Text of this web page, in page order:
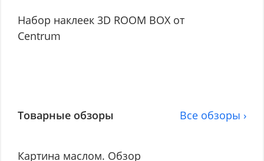
Набор наклеек 3D ROOM BOX от
Centrum
Товарные обзоры Все обзоры ›
Картина маслом. Обзор